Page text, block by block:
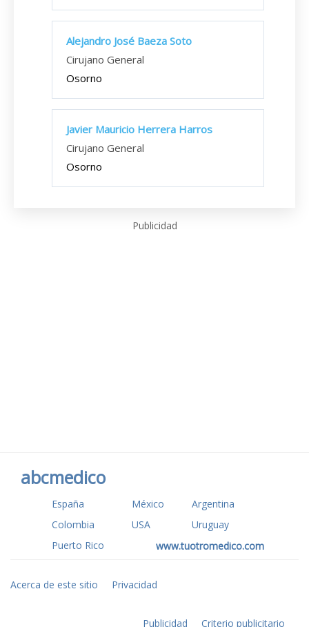
Alejandro José Baeza Soto
Cirujano General
Osorno
Javier Mauricio Herrera Harros
Cirujano General
Osorno
Publicidad
abcmedico
España México
Argentina
Colombia
USA
Uruguay
Puerto Rico
www.tuotromedico.com
Acerca de este sitio Privacidad
Publicidad Criterio publicitario